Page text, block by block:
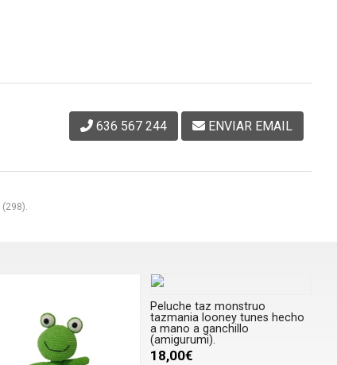
(298).
636 567 244 ENVIAR EMAIL
Peluche taz monstruo
tazmania looney tunes hecho
a mano a ganchillo
(amigurumi).
18,00€